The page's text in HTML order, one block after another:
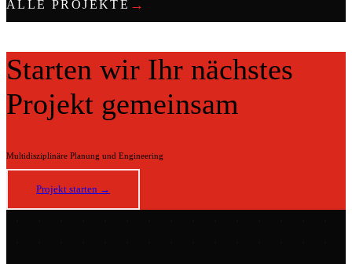
ALLE PROJEKTE →
Starten wir Ihr nächstes
Projekt gemeinsam
Multidisziplinäre Planung und Engineering
Projekt starten →